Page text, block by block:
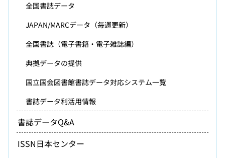
全国書誌データ
JAPAN/MARCデータ（毎週更新）
全国書誌（電子書籍・電子雑誌編）
典拠データの提供
国立国会図書館書誌データ対応システム一覧
書誌データ利活用情報
書誌データQ&A
ISSN日本センター